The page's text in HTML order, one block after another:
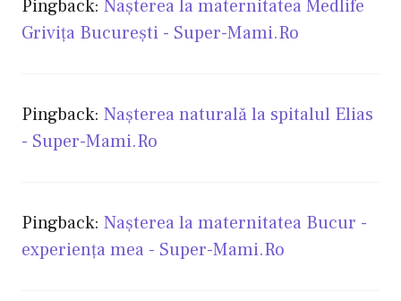
Pingback: Naşterea la maternitatea Medlife
Griviţa Bucureşti - Super-Mami.Ro
Pingback: Naşterea naturală la spitalul Elias
- Super-Mami.Ro
Pingback: Nașterea la maternitatea Bucur -
experiența mea - Super-Mami.Ro